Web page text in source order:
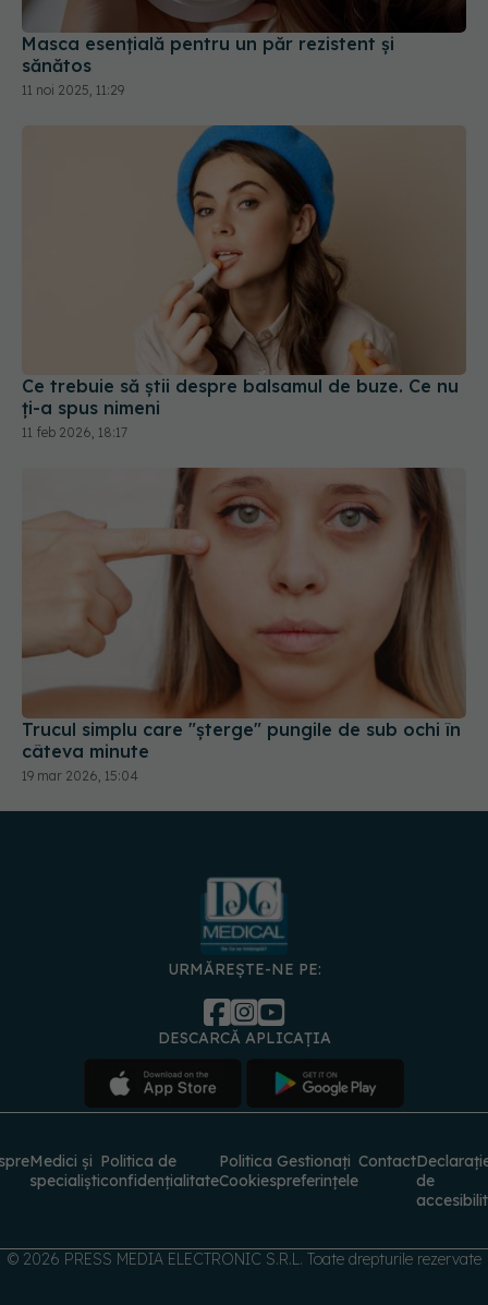
Masca esențială pentru un păr rezistent și
sănătos
11 noi 2025, 11:29
Ce trebuie să știi despre balsamul de buze. Ce nu
ți-a spus nimeni
11 feb 2026, 18:17
Trucul simplu care "șterge" pungile de sub ochi în
câteva minute
19 mar 2026, 15:04
URMĂREȘTE-NE PE:
DESCARCĂ APLICAȚIA
Medici și
specialiști
Politica de
confidențialitate
Politica
Cookies
Gestionați
preferințele
Contact
de
© 2026 PRESS MEDIA ELECTRONIC S.R.L. Toate drepturile rezervate